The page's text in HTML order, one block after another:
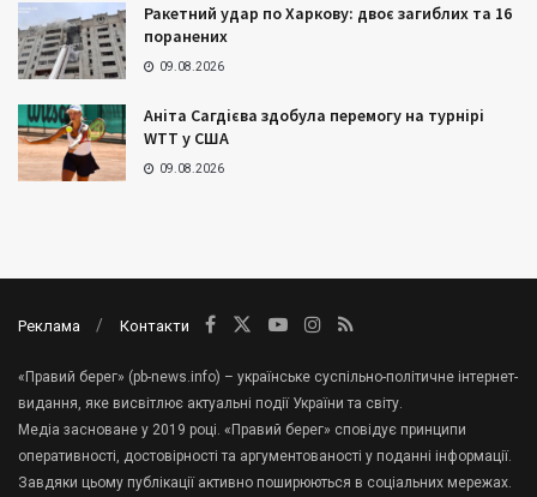
Ракетний удар по Харкову: двоє загиблих та 16
поранених
09.08.2026
Аніта Сагдієва здобула перемогу на турнірі
WTT у США
09.08.2026
Реклама Контакти
«Правий берег» (pb-news.info) – українське суспільно-політичне інтернет-
видання, яке висвітлює актуальні події України та світу.
Медіа засноване у 2019 році. «Правий берег» сповідує принципи
оперативності, достовірності та аргументованості у поданні інформації.
Завдяки цьому публікації активно поширюються в соціальних мережах.